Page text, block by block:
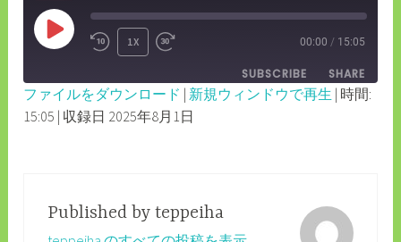
PLAY
REWIND
10
SECONDS
1X
FAST
FORWARD
30
00:00 / 15:05
SUBSCRIBE SHARE
SHARE
ファイルをダウンロード | 新規ウィンドウで再生 | 時間:
15:05 | 収録日 2025年8月1日
Published by teppeiha